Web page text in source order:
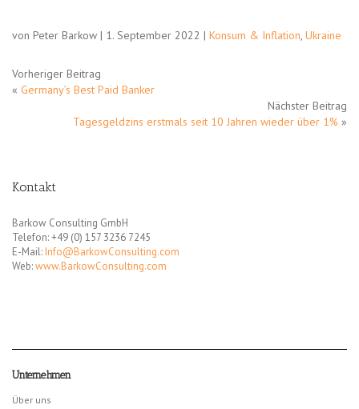
von Peter Barkow | 1. September 2022 | Konsum & Inflation Ukraine
Vorheriger Beitrag
« Germany’s Best Paid Banker
Nächster Beitrag
Tagesgeldzins erstmals seit 10 Jahren wieder über 1% »
Kontakt
Barkow Consulting GmbH
Telefon: +49 (0) 157 3236 7245
E-Mail: Info@BarkowConsulting.com
Web:www.BarkowConsulting.com
Unternehmen
Über uns